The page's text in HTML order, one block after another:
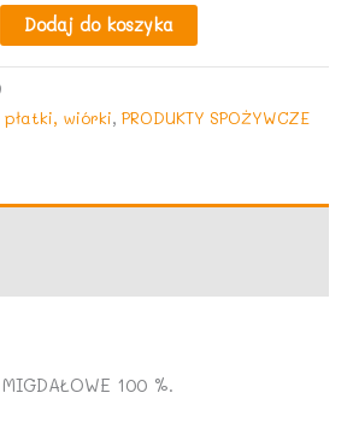
Dodaj do koszyka
płatki, wiórki, PRODUKTY SPOŻYWCZE
100 %.